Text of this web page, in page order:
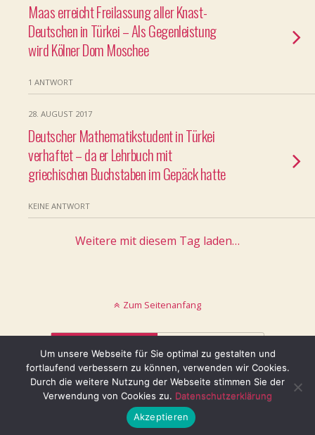
Maas erreicht Freilassung aller Knast-
Deutschen in Türkei – Als Gegenleistung
wird Kölner Dom Moschee
1 ANTWORT
28. AUGUST 2017
Deutscher Mathematikstudent in Türkei
verhaftet – da er Lehrbuch mit
griechischen Buchstaben im Gepäck hatte
KEINE ANTWORT
Weitere mit diesem Tag laden…
Zum Seitenanfang
Mobil Desktop
© keinblatt.de
Um unsere Webseite für Sie optimal zu gestalten und
fortlaufend verbessern zu können, verwenden wir Cookies.
Durch die weitere Nutzung der Webseite stimmen Sie der
Verwendung von Cookies zu. Datenschutzerklärung
Akzeptieren